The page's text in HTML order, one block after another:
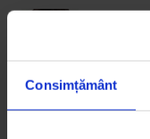
Consimțământ
Mihaela
07/11/2016